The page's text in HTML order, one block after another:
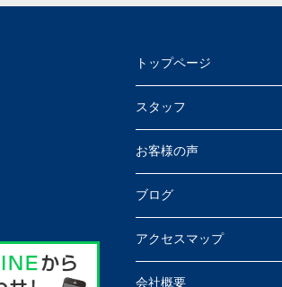
トップページ
スタッフ
お客様の声
ブログ
アクセスマップ
会社概要